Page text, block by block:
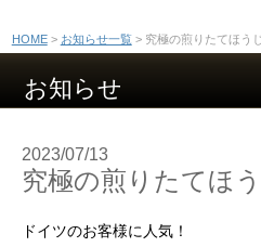
HOME お知らせ一覧 究極の煎りたてほう
お知らせ
2023/07/13
究極の煎りたてほ
ドイツのお客様に人気！